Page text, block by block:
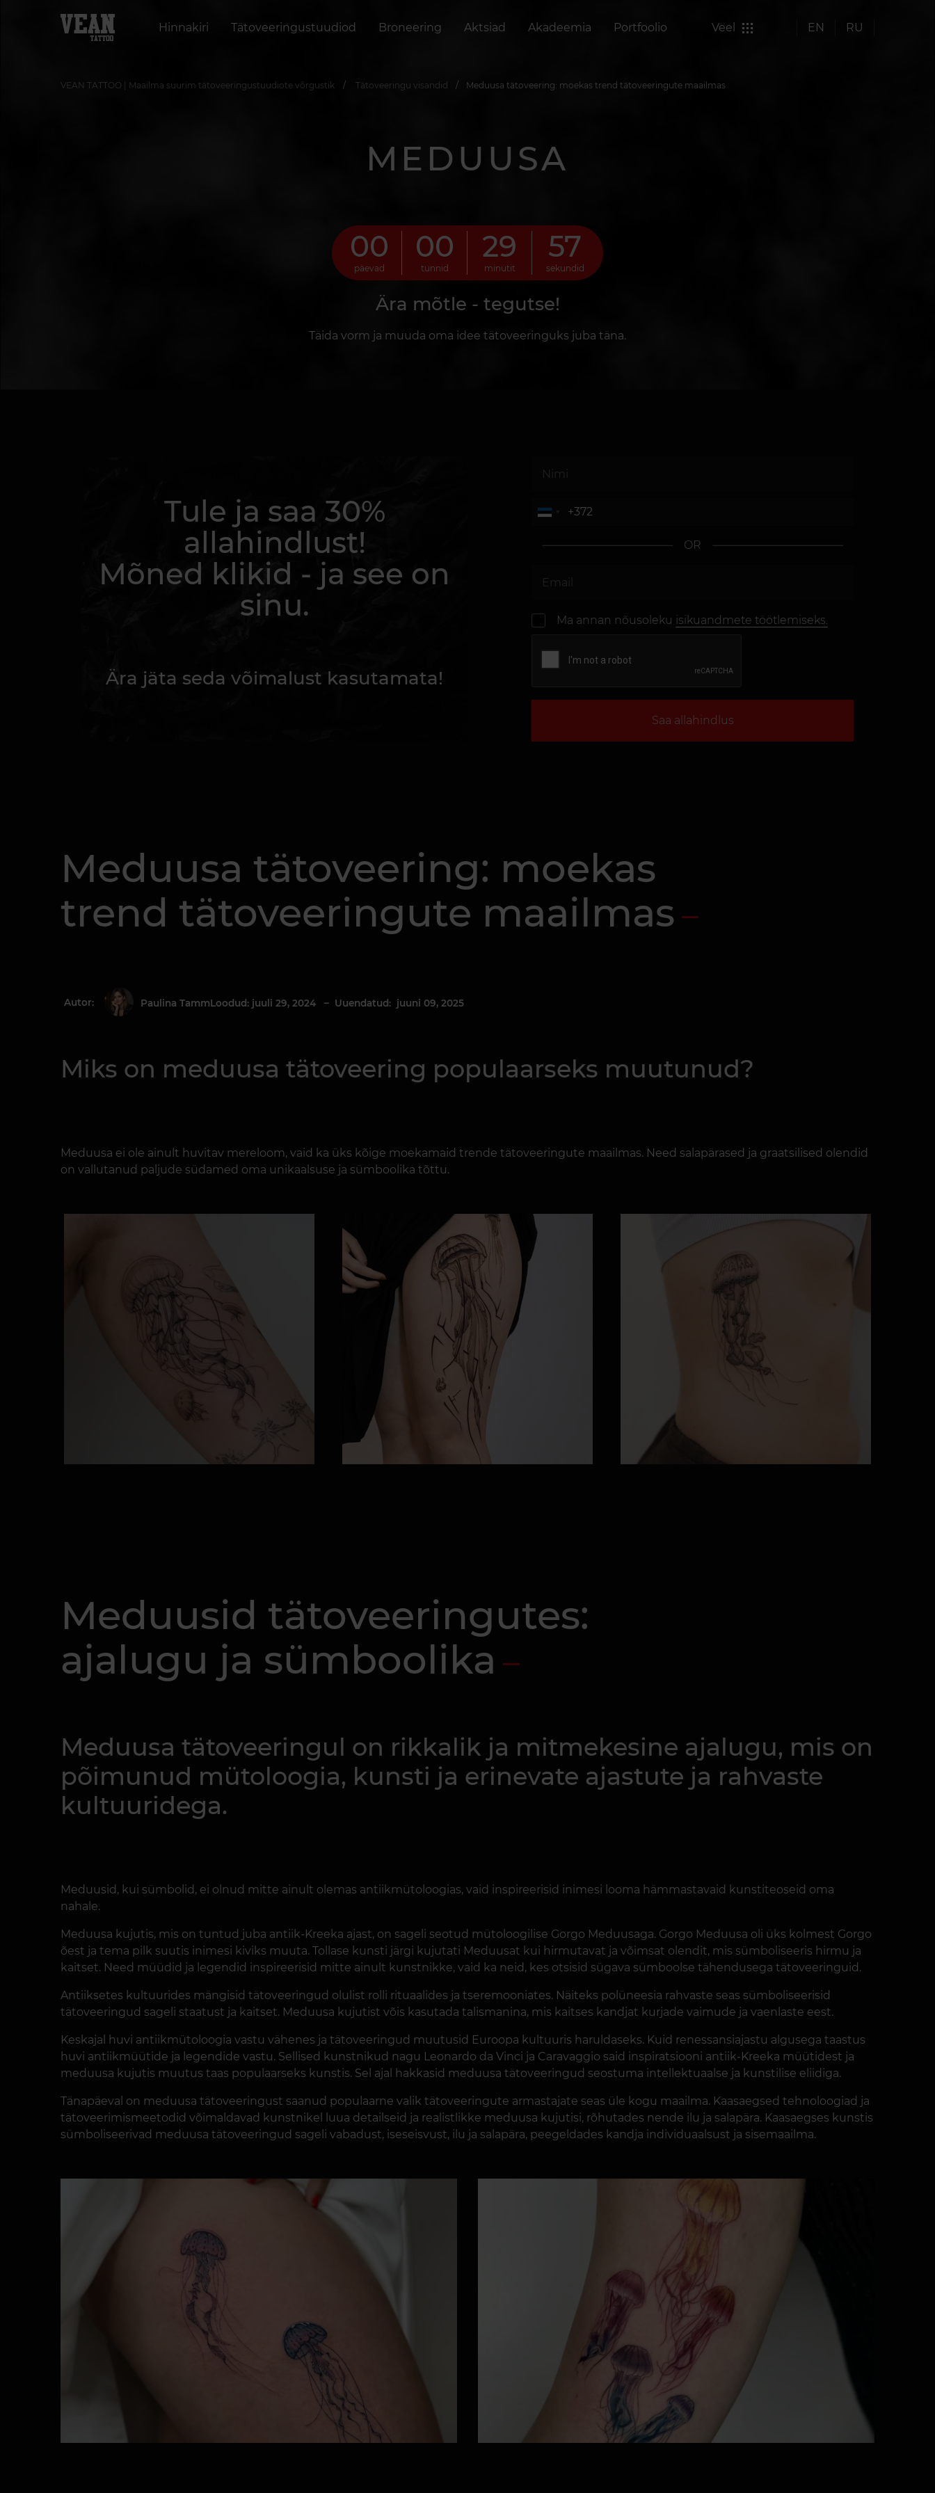
Hinnakiri Tätoveeringustuudiod Broneering Aktsiad Akadeemia Portfoolio Veel EN RU
VEAN TATTOO | Maailma suurim tätoveeringustuudiote võrgustik Tätoveeringu visandid Meduusa tätoveering: moekas trend tätoveeringute maailmas
MEDUUSA
00
päevad
00
tunnid
29
minutit
56
sekundid
Ära mõtle - tegutse!
Täida vorm ja muuda oma idee tätoveeringuks juba täna.
Tule ja saa 30%
allahindlust!
Mõned klikid - ja see on
sinu.
Ära jäta seda võimalust kasutamata!
OR
Ma annan nõusoleku isikuandmete töötlemiseks.
Saa allahindlus
Meduusa tätoveering: moekas
trend tätoveeringute maailmas
Autor: Paulina TammLoodud: juuli 29, 2024 – Uuendatud: juuni 09, 2025
Miks on meduusa tätoveering populaarseks muutunud?
Meduusa ei ole ainult huvitav mereloom, vaid ka üks kõige moekamaid trende tätoveeringute maailmas. Need salapärased ja graatsilised olendid
on vallutanud paljude südamed oma unikaalsuse ja sümboolika tõttu.
Meduusid tätoveeringutes:
ajalugu ja sümboolika
Meduusa tätoveeringul on rikkalik ja mitmekesine ajalugu, mis on
põimunud mütoloogia, kunsti ja erinevate ajastute ja rahvaste
kultuuridega.
Meduusid, kui sümbolid, ei olnud mitte ainult olemas antiikmütoloogias, vaid inspireerisid inimesi looma hämmastavaid kunstiteoseid oma
nahale.
Meduusa kujutis, mis on tuntud juba antiik-Kreeka ajast, on sageli seotud mütoloogilise Gorgo Meduusaga. Gorgo Meduusa oli üks kolmest Gorgo
õest ja tema pilk suutis inimesi kiviks muuta. Tollase kunsti järgi kujutati Meduusat kui hirmutavat ja võimsat olendit, mis sümboliseeris hirmu ja
kaitset. Need müüdid ja legendid inspireerisid mitte ainult kunstnikke, vaid ka neid, kes otsisid sügava sümboolse tähendusega tätoveeringuid.
Antiiksetes kultuurides mängisid tätoveeringud olulist rolli rituaalides ja tseremooniates. Näiteks polüneesia rahvaste seas sümboliseerisid
tätoveeringud sageli staatust ja kaitset. Meduusa kujutist võis kasutada talismanina, mis kaitses kandjat kurjade vaimude ja vaenlaste eest.
Keskajal huvi antiikmütoloogia vastu vähenes ja tätoveeringud muutusid Euroopa kultuuris haruldaseks. Kuid renessansiajastu algusega taastus
huvi antiikmüütide ja legendide vastu. Sellised kunstnikud nagu Leonardo da Vinci ja Caravaggio said inspiratsiooni antiik-Kreeka müütidest ja
meduusa kujutis muutus taas populaarseks kunstis. Sel ajal hakkasid meduusa tätoveeringud seostuma intellektuaalse ja kunstilise eliidiga.
Tänapäeval on meduusa tätoveeringust saanud populaarne valik tätoveeringute armastajate seas üle kogu maailma. Kaasaegsed tehnoloogiad ja
tätoveerimismeetodid võimaldavad kunstnikel luua detailseid ja realistlikke meduusa kujutisi, rõhutades nende ilu ja salapära. Kaasaegses kunstis
sümboliseerivad meduusa tätoveeringud sageli vabadust, iseseisvust, ilu ja salapära, peegeldades kandja individuaalsust ja sisemaailma.